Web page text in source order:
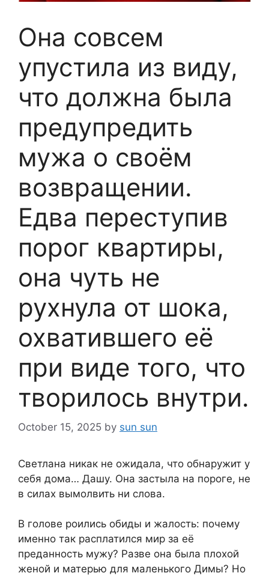
Она совсем
упустила из виду,
что должна была
предупредить
мужа о своём
возвращении.
Едва переступив
порог квартиры,
она чуть не
рухнула от шока,
охватившего её
при виде того, что
творилось внутри.
October 15, 2025 by sun sun
Светлана никак не ожидала, что обнаружит у
себя дома… Дашу. Она застыла на пороге, не
в силах вымолвить ни слова.
В голове роились обиды и жалость: почему
именно так расплатился мир за её
преданность мужу? Разве она была плохой
женой и матерью для маленького Димы? Но